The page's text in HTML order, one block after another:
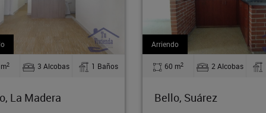
60 m 2 Alcobas 1 Baños
Suárez
Arriendo
110 m 2 Alcobas
Bello, Barrio Nuevo